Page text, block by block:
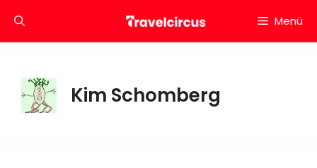
Inhalt
Menü
Kim Schomberg